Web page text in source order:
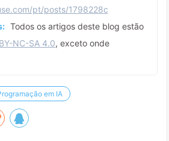
pt/posts/1798228c
Todos os artigos deste blog estão
NC-SA 4.0, exceto onde
em IA